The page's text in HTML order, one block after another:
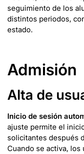
seguimiento de los
distintos periodos,
estado.
Admisión
Alta de
Inicio de sesión
ajuste permite el
solicitantes después
Cuando se activa, los